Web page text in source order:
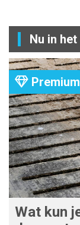
Nu in
Premium
Wat kun